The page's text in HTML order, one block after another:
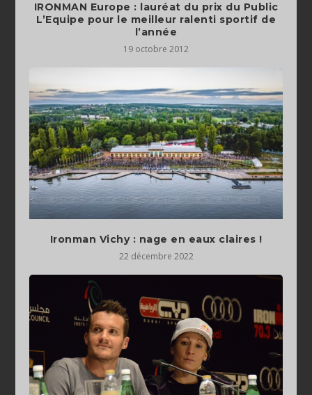
IRONMAN Europe : lauréat du prix du Public
L’Equipe pour le meilleur ralenti sportif de
l’année
19 octobre 2012
Ironman Vichy : nage en eaux claires !
22 décembre 2022